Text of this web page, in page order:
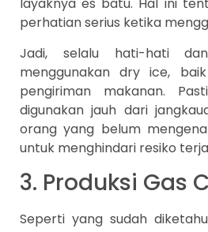
layaknya es batu. Hal ini
perhatian serius ketika
Jadi, selalu hati-hati
menggunakan dry ice,
pengiriman makanan.
digunakan jauh dari
orang yang belum
untuk menghindari resiko
3. Produksi Gas
Seperti yang sudah